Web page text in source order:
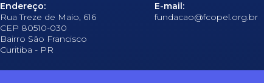
Endereço:
Rua Treze de Maio, 616
CEP 80510-030
Bairro São Francisco
Curitiba - PR
E-mail:
fundacao@fcopel.org.br